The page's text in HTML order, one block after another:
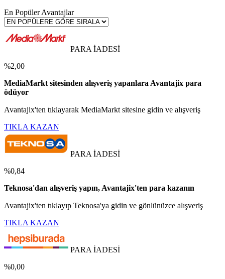
En Popüler Avantajlar
PARA İADESİ
%2,00
MediaMarkt sitesinden alışveriş yapanlara Avantajix para
ödüyor
Avantajix'ten tıklayarak MediaMarkt sitesine gidin ve alışveriş
TIKLA KAZAN
PARA İADESİ
%0,84
Teknosa'dan alışveriş yapın, Avantajix'ten para kazanın
Avantajix'ten tıklayıp Teknosa'ya gidin ve gönlünüzce alışveriş
TIKLA KAZAN
PARA İADESİ
%0,00